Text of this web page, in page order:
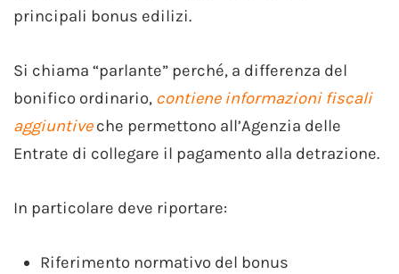
principali bonus edilizi.
Si chiama “parlante” perché, a differenza del
bonifico ordinario, contiene informazioni fiscali
aggiuntiveche permettono all’Agenzia delle
Entrate di collegare il pagamento alla detrazione.
In particolare deve riportare:
Riferimento normativo del bonus